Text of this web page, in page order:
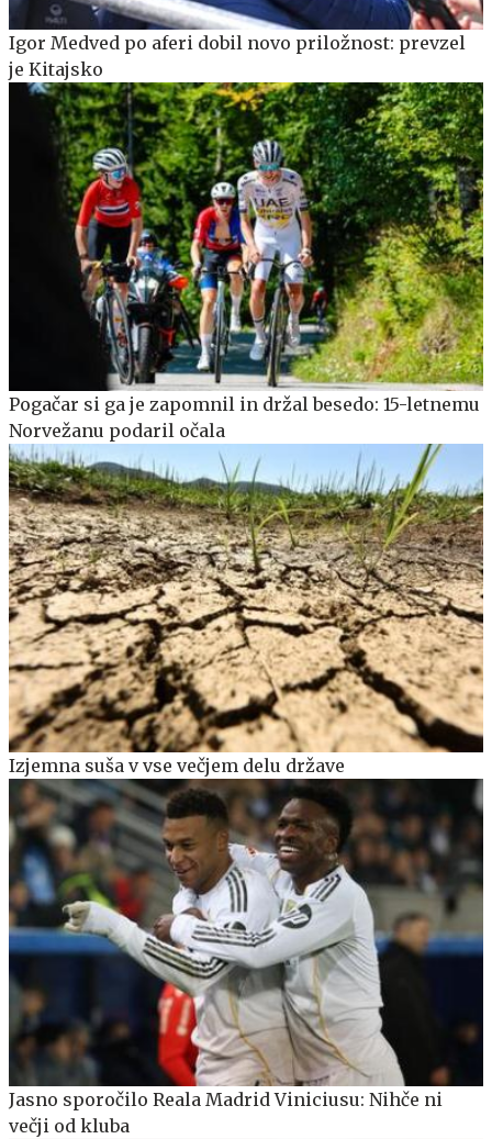
Igor Medved po aferi dobil novo priložnost: prevzel
je Kitajsko
Pogačar si ga je zapomnil in držal besedo: 15-letnemu
Norvežanu podaril očala
Izjemna suša v vse večjem delu države
Jasno sporočilo Reala Madrid Viniciusu: Nihče ni
večji od kluba